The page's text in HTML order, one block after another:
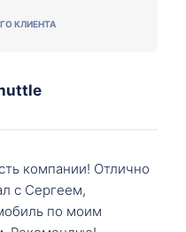
КЛИЕНТА
компании! Отлично
с Сергеем,
по моим